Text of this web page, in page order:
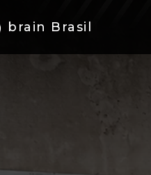
brain Brasil